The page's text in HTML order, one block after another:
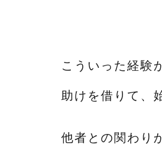
こういった経験
助けを借りて、
他者との関わり